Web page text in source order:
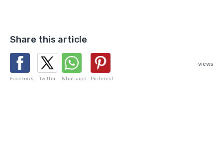
Share this article
Facebook Twitter Whatsapp Pinterest
views